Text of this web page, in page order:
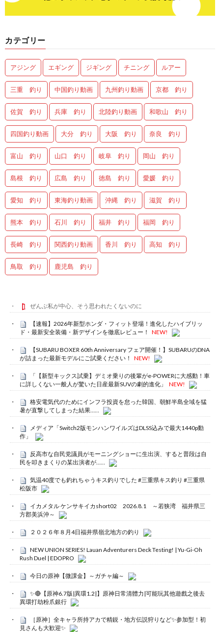
カテゴリー
アジング エギング ジギング チニング ルアー
三重 釣り 中国釣り動画 九州釣り動画 京都 釣り
佐賀 釣り 兵庫 釣り 北陸釣り動画 和歌山 釣り
四国釣り動画 大分 釣り 大阪 釣り 奈良 釣り
富山 釣り 山口 釣り 岐阜 釣り 岡山 釣り
島根 釣り 広島 釣り 徳島 釣り 愛媛 釣り
愛知 釣り 東海釣り動画 沖縄 釣り 滋賀 釣り
熊本 釣り 石川 釣り 福井 釣り 福岡 釣り
長崎 釣り 関西釣り動画 香川 釣り 高知 釣り
鳥取 釣り 鹿児島 釣り
ぜんぶ私が中心、そう思われたくないのに
【速報】2026年新型ホンダ・フィット登場！進化したハイブリッ
ド・最新安全装備・新デザインを徹底レビュー！
NEW!
【SUBARU BOXER 60th Anniversary フェア開催！】SUBARUのDNA
が詰まった最新モデルにご試乗ください！
NEW!
「【新型キックス試乗】デミオ乗りの後輩がe-POWERに大感動！車
に詳しくない一般人が驚いた日産最新SUVの劇的進化」
NEW!
格安電気代のためにインフラ投資を怠った韓国、朝鮮半島全域を猛
暑が直撃してしまった結果……
メディア「Switch2版モンハンワイルズはDLSS込みで最大1440p動
作」
反高市な自民党議員がモーニングショーに生出演、すると普段は自
民を叩きまくりの某出演者が……
気温40度でも釣れちゃうキス釣りでした #三重県キス釣り #三重県
松阪市
イカメタル ケンサキイカshort02 2026.8.1 ～若狭湾 福井県三
方郡美浜沖～
２０２６年８月4日福井県嶺北地方の釣り
NEW UNION SERIES! Lauan Adventurers Deck Testing! | Yu-Gi-Oh
Rush Duel | EDOPRO
今日の原神【微課金】～ガチャ編～
✨🔴【原神6.7版|異環1.2|】原神日常清體力|可能玩其他遊戲之後去
異環打劫粉爪銀行
［原神］全キャラ所持アカで精鋭・地方伝説狩りなど✨参加型！初
見さんも大歓迎✨